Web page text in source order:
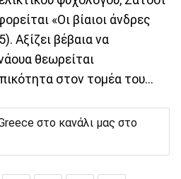
«Οι βίαιοι άνδρες
Αξίζει βέβαια να
θεωρείται
στον τομέα του...
στο κανάλι μας στο